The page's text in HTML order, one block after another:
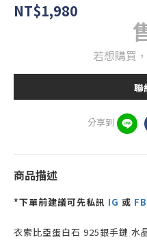
NT$1,980
若想購買
聯
分享到
商品描述
*下單前建議可先私訊 IG 或 FB
衣索比亞蛋白石 925銀手鏈 水